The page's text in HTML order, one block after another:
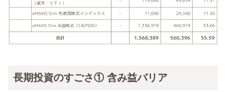
長期投資のすごさ① 含み益バリア